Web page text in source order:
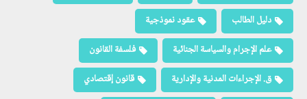
دليل الطالب
عقود نموذجية
علم الإجرام والسياسة الجنائية
فلسفة القانون
ق. الإجراءات المدنية والإدارية
قانون إقتصادي